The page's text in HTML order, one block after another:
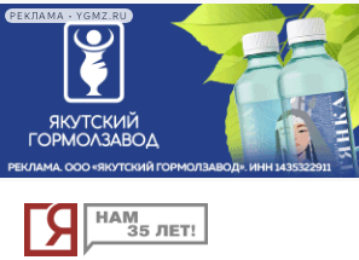
РЕКЛАМА • YGMZ.RU